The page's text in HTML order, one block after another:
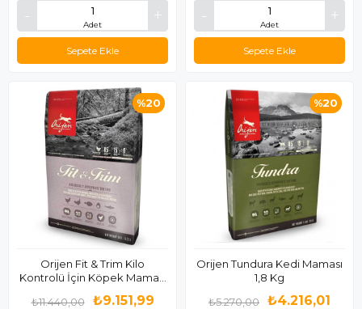
Adet
Sepete Ekle
Adet
Sepete Ekle
Orijen Fit & Trim Kilo
Kontrolü İçin Köpek Maması
₺9.151,99
₺11.440,00
%20
Orijen Tundura Kedi Maması
1,8 Kg
₺4.216,01
₺5.270,00
%20